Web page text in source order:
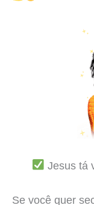
Jesus tá
Se você quer